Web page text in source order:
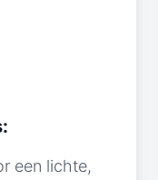
een lichte,